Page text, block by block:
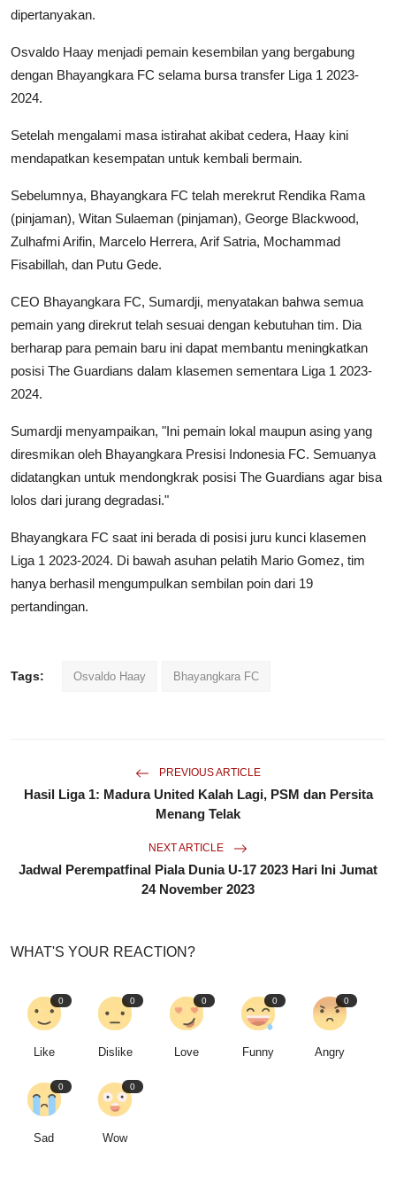
dipertanyakan.
Osvaldo Haay menjadi pemain kesembilan yang bergabung
dengan Bhayangkara FC selama bursa transfer Liga 1 2023-
2024.
Setelah mengalami masa istirahat akibat cedera, Haay kini
mendapatkan kesempatan untuk kembali bermain.
Sebelumnya, Bhayangkara FC telah merekrut Rendika Rama
(pinjaman), Witan Sulaeman (pinjaman), George Blackwood,
Zulhafmi Arifin, Marcelo Herrera, Arif Satria, Mochammad
Fisabillah, dan Putu Gede.
CEO Bhayangkara FC, Sumardji, menyatakan bahwa semua
pemain yang direkrut telah sesuai dengan kebutuhan tim. Dia
berharap para pemain baru ini dapat membantu meningkatkan
posisi The Guardians dalam klasemen sementara Liga 1 2023-
2024.
Sumardji menyampaikan, "Ini pemain lokal maupun asing yang
diresmikan oleh Bhayangkara Presisi Indonesia FC. Semuanya
didatangkan untuk mendongkrak posisi The Guardians agar bisa
lolos dari jurang degradasi."
Bhayangkara FC saat ini berada di posisi juru kunci klasemen
Liga 1 2023-2024. Di bawah asuhan pelatih Mario Gomez, tim
hanya berhasil mengumpulkan sembilan poin dari 19
pertandingan.
Tags: Osvaldo Haay Bhayangkara FC
PREVIOUS ARTICLE
Hasil Liga 1: Madura United Kalah Lagi, PSM dan Persita
Menang Telak
NEXT ARTICLE
Jadwal Perempatfinal Piala Dunia U-17 2023 Hari Ini Jumat
24 November 2023
WHAT'S YOUR REACTION?
0
Like
0
Dislike
0
Love
0
Funny
0
Angry
0
Sad
0
Wow